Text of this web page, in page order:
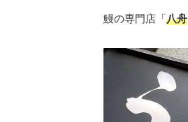
鰻の専門店「八舟